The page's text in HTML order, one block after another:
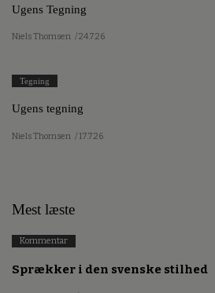
Ugens Tegning
Niels Thomsen / 24.7.26
Tegning
Ugens tegning
Niels Thomsen / 17.7.26
Mest læste
Kommentar
Sprækker i den svenske stilhed